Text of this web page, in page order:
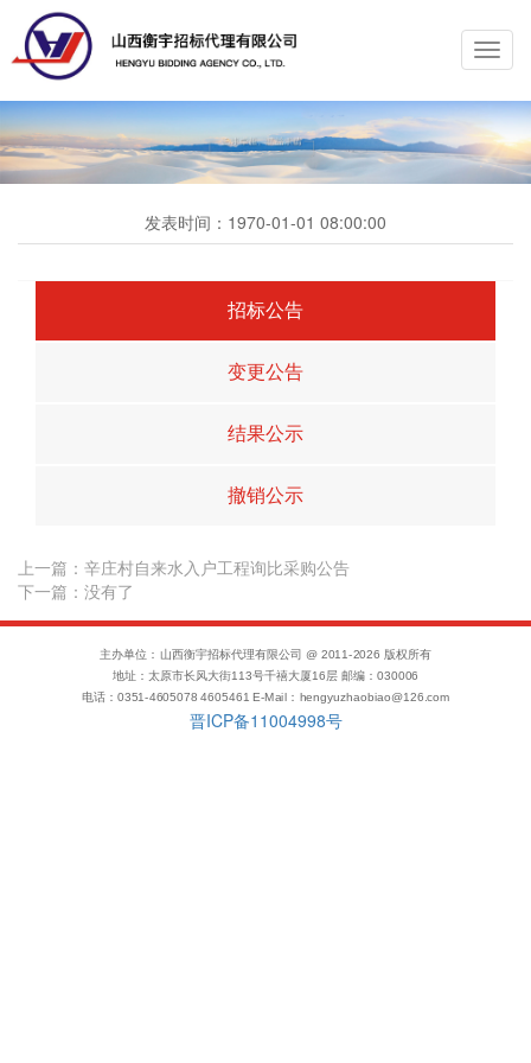
发表时间： 1970-01-01 08:00:00
招标公告
变更公告
结果公示
撤销公示
上一篇： 辛庄村自来水入户工程询比采购公告
下一篇：没有了
主办单位：山西衡宇招标代理有限公司 @ 2011-2026 版权所有
地址：太原市长风大街113号千禧大厦16层 邮编：030006
电话：0351-4605078 4605461 E-Mail：hengyuzhaobiao@126.com
晋ICP备11004998号